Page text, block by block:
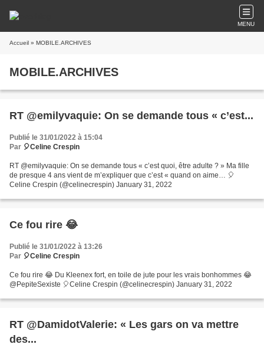
MENU
Accueil » MOBILE.ARCHIVES
MOBILE.ARCHIVES
RT @emilyvaquie: On se demande tous « c’est...
Publié le 31/01/2022 à 15:04
Par 🎈Celine Crespin
RT @emilyvaquie: On se demande tous « c’est quoi, être adulte ? » Ma fille
de presque 4 ans vient de m’expliquer que c’est « quand on aime… 🎈
Celine Crespin (@celinecrespin) January 31, 2022
Ce fou rire 😂
Publié le 31/01/2022 à 13:26
Par 🎈Celine Crespin
Ce fou rire 😂 Du Kleenex fort, en toile de jute pour les vrais bonhommes 😂
@PepiteSexiste 🎈Celine Crespin (@celinecrespin) January 31, 2022
RT @DamidotValerie: « Les gars on va mettre
des...